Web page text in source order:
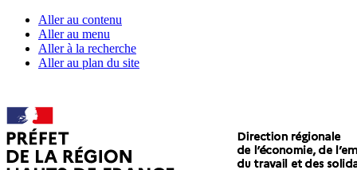
Aller au contenu
Aller au menu
Aller à la recherche
Aller au plan du site